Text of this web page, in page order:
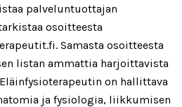
palveluntuottajan
osoitteesta
Samasta osoitteesta
listan ammattia harjoittavista
on hallittava
ja fysiologia, liikkumisen